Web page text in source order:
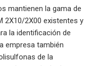
mantienen la gama de
2X10/2X00 existentes y
la identificación de
empresa también
de la